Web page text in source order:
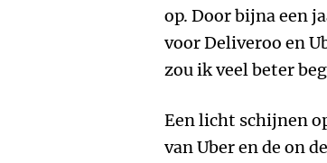
op. Door bijna een
voor Deliveroo en
zou ik veel beter
Een licht schijnen
van Uber en de on